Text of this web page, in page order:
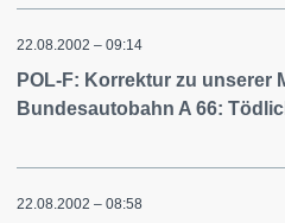
22.08.2002 – 09:14
POL-F: Korrektur zu unserer
Bundesautobahn A 66:
22.08.2002 – 08:58